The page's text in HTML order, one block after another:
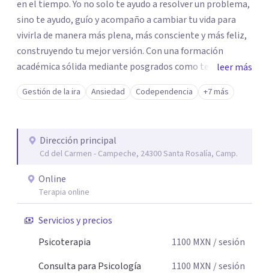
en el tiempo. Yo no solo te ayudo a resolver un problema,
sino te ayudo, guío y acompaño a cambiar tu vida para
vivirla de manera más plena, más consciente y más feliz,
construyendo tu mejor versión. Con una formación
académica sólida mediante posgrados como terapeuta
breve, familiar e infantil, así como con respaldo
profesional y experiencia clínica de más de 26 años y
auténtica y comunicación clara y directa para darte
seguridad emocional y una dirección firme de tu proceso
de cambio.
leer más
Gestión de la ira Ansiedad Codependencia +7 más
Dirección principal
Cd del Carmen - Campeche, 24300 Santa Rosalía, Camp.
Online
Terapia online
Servicios y precios
Psicoterapia
1100 MXN / sesión
Consulta para Psicología
1100 MXN / sesión